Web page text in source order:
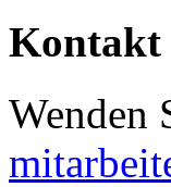
Kontakt
Wenden